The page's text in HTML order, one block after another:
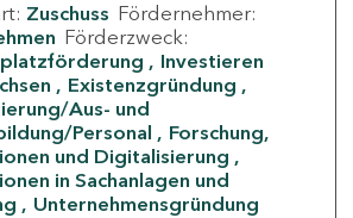
Zuschuss Fördernehmer:
Förderzweck:
Investieren
Existenzgründung
Aus- und
Personal
Forschung,
und Digitalisierung
in Sachanlagen und
Unternehmensgründung